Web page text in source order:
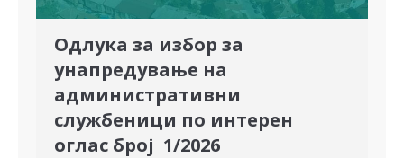
Одлука за избор за
унапредување на
административни
службеници по интерен
оглас број 1/2026